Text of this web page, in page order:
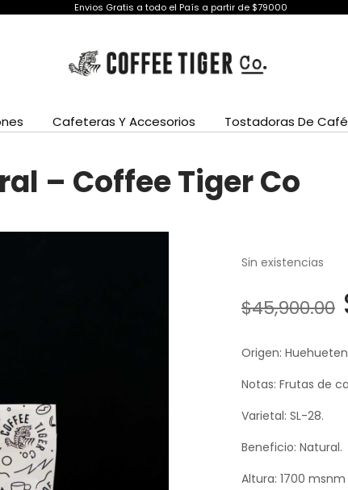
Envios Gratis a todo el País a partir de $79000
Cafeteras Y Accesorios Tostadoras De Café
– Coffee Tiger Co
Sin existencias
$45,900.00
Origen:
Notas: Frutas de
Varietal: SL-28.
Beneficio: Natural.
Altura: 1700 msnm